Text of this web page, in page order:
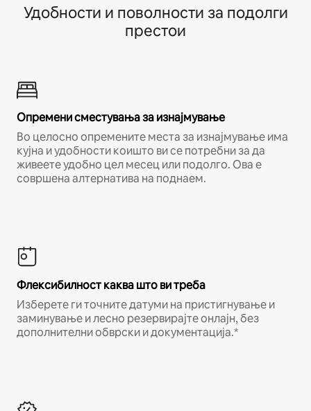
Удобности и поволности за подолги
престои
Опремени сместувања за изнајмување
Во целосно опремените места за изнајмување има
кујна и удобности коишто ви се потребни за да
живеете удобно цел месец или подолго. Ова е
совршена алтернатива на поднаем.
Флексибилност каква што ви треба
Изберете ги точните датуми на пристигнување и
заминување и лесно резервирајте онлајн, без
дополнителни обврски и документација.*